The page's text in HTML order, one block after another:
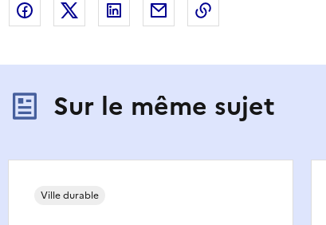
Partager sur Facebook
Partager sur XPartager sur LinkedIn
Partager par email
Sur le même sujet
Ville durable